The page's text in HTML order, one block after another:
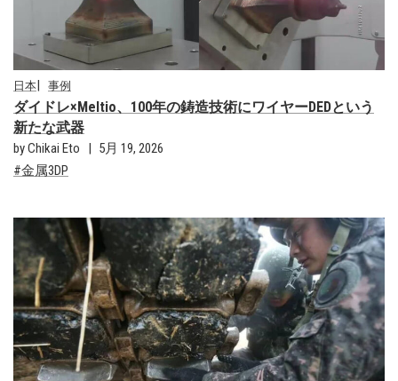
日本 事例
ダイドレ×Meltio、100年の鋳造技術にワイヤーDEDという
新たな武器
by Chikai Eto
5月 19, 2026
金属3DP